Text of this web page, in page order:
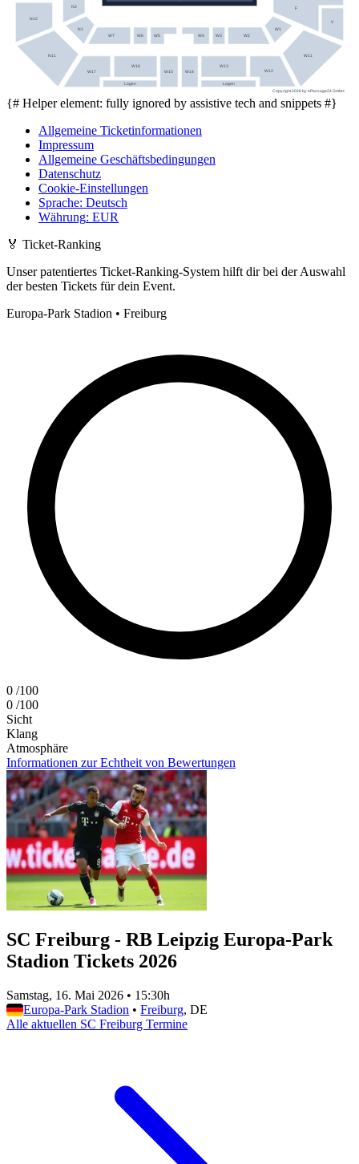
F
V
N1
N2
W7 W6 W5 W4 W3 W2
W1
N12
N11
W17
W16
W15 W14
W13
W12
W11
Logen Logen
Copyright 2026 by ePassage24 GmbH
{# Helper element: fully ignored by assistive tech and snippets #}
Allgemeine Ticketinformationen
Impressum
Allgemeine Geschäftsbedingungen
Datenschutz
Cookie-Einstellungen
Sprache: Deutsch
Währung: EUR
🏅 Ticket-Ranking
Unser patentiertes Ticket-Ranking-System hilft dir bei der Auswahl
der besten Tickets für dein Event.
Europa-Park Stadion • Freiburg
0 /100
0 /100
Sicht
Klang
Atmosphäre
Informationen zur Echtheit von Bewertungen
SC Freiburg - RB Leipzig Europa-Park
Stadion Tickets 2026
Samstag, 16. Mai 2026 • 15:30h
Europa-Park Stadion • Freiburg, DE
Alle aktuellen SC Freiburg Termine